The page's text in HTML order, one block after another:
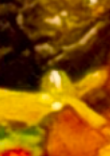
We use